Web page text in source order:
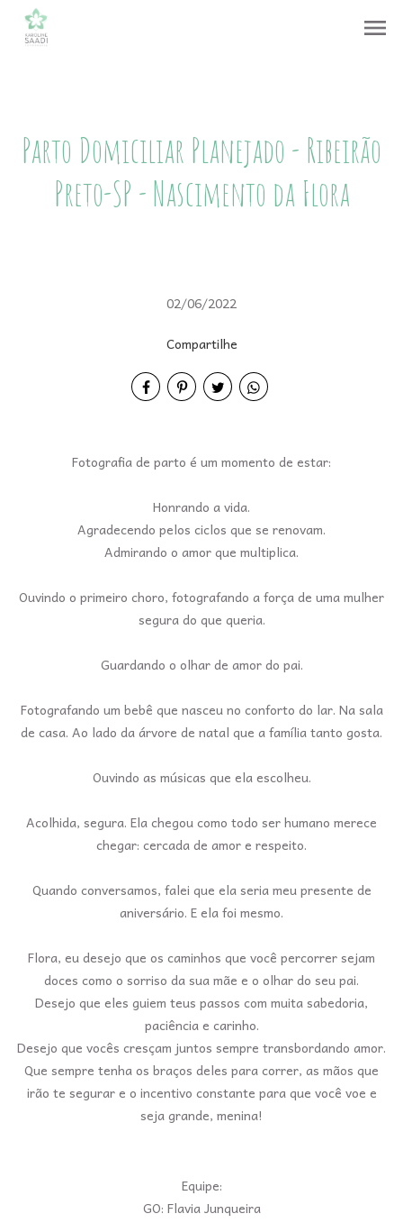
menu
Parto Domiciliar Planejado - Ribeirão
Preto-SP - Nascimento da Flora
02/06/2022
Compartilhe
Fotografia de parto é um momento de estar:
Honrando a vida.
Agradecendo pelos ciclos que se renovam.
Admirando o amor que multiplica.
Ouvindo o primeiro choro, fotografando a força de uma mulher
segura do que queria.
Guardando o olhar de amor do pai.
Fotografando um bebê que nasceu no conforto do lar. Na sala
de casa. Ao lado da árvore de natal que a família tanto gosta.
Ouvindo as músicas que ela escolheu.
Acolhida, segura. Ela chegou como todo ser humano merece
chegar: cercada de amor e respeito.
Quando conversamos, falei que ela seria meu presente de
aniversário. E ela foi mesmo.
Flora, eu desejo que os caminhos que você percorrer sejam
doces como o sorriso da sua mãe e o olhar do seu pai.
Desejo que eles guiem teus passos com muita sabedoria,
paciência e carinho.
Desejo que vocês cresçam juntos sempre transbordando amor.
Que sempre tenha os braços deles para correr, as mãos que
irão te segurar e o incentivo constante para que você voe e
seja grande, menina!
Equipe:
GO: Flavia Junqueira